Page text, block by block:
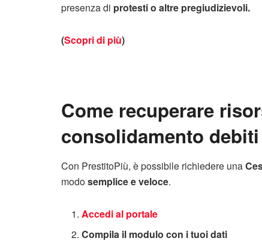
presenza di protesti o altre pregiudizievoli.
(Scopri di più)
Come recuperare
consolidamento debiti
Con PrestitoPiù, è possibile richiedere una
modosemplice e veloce.
Accedi al portale
Compila il modulo con i tuoi dati